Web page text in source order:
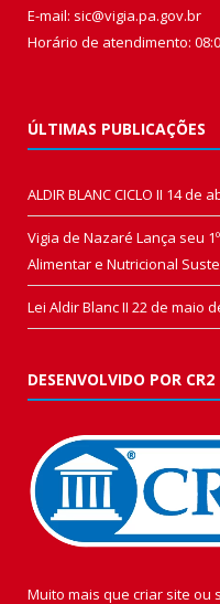
E-mail: sic@vigia.pa.gov.br
Horário de atendimento:
ÚLTIMAS PUBLICAÇÕES
ALDIR BLANC CICLO II 14 de
Vigia de Nazaré Lança seu
Alimentar e Nutricional
Lei Aldir Blanc II 22 de maio
DESENVOLVIDO POR CR2
Muito mais que criar site ou